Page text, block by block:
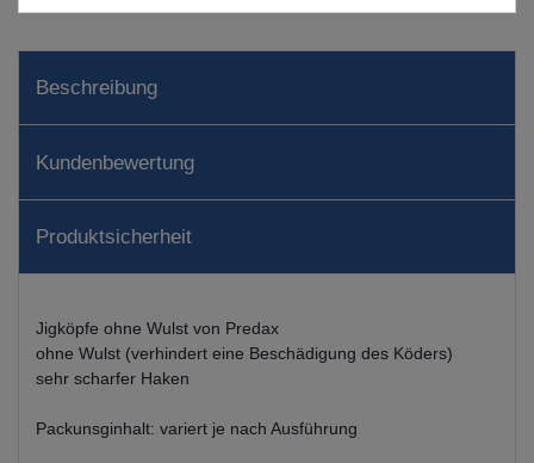
Beschreibung
Kundenbewertung
Produktsicherheit
Jigköpfe ohne Wulst von Predax
ohne Wulst (verhindert eine Beschädigung des Köders)
sehr scharfer Haken
Packunsginhalt: variert je nach Ausführung